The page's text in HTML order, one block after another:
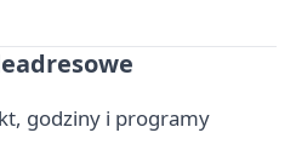
godziny i programy